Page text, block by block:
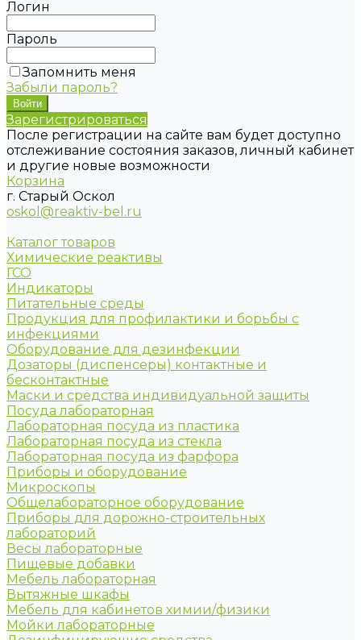
Логин
Пароль
Запомнить меня
Забыли пароль?
Зарегистрироваться
После регистрации на сайте вам будет доступно
отслеживание состояния заказов, личный кабинет
и другие новые возможности
Корзина
г. Старый Оскол
oskol@reaktiv-bel.ru
Каталог товаров
Химические реактивы
ГСО
Индикаторы
Питательные среды
Продукция для профилактики и борьбы с
инфекциями
Оборудование для дезинфекции
Дозаторы (диспенсеры) контактные и
бесконтактные
Маски и средства индивидуальной защиты
Посуда лабораторная
Лабораторная посуда из пластика
Лабораторная посуда из стекла
Лабораторная посуда из фарфора
Приборы и оборудование
Микроскопы
Общелабораторное оборудование
Приборы для дорожно-строительных
лабораторий
Весы лабораторные
Пищевые добавки
Мебель лабораторная
Вытяжные шкафы
Мебель для кабинетов химии/физики
Мойки лабораторные